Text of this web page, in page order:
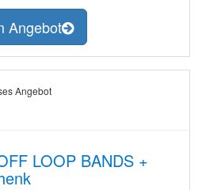
Angebot
Angebot
LOOP BANDS +